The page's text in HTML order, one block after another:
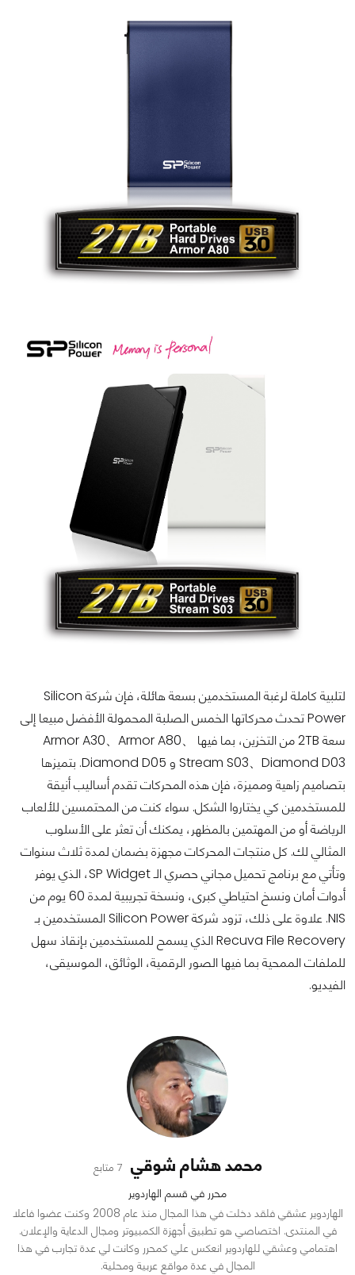
لتلبية كاملة لرغبة المستخدمين بسعة هائلة، فإن شركة Silicon
Power تحدث محركاتها الخمس الصلبة المحمولة الأفضل مبيعا إلى
سعة 2TB من التخزين، بما فيها Armor A30、Armor A80、
Stream S03、Diamond D03 و Diamond D05. بتميزها
بتصاميم زاهية ومميزة، فإن هذه المحركات تقدم أساليب أنيقة
للمستخدمين كي يختاروا الشكل. سواء كنت من المحتمسين للألعاب
الرياضة أو من المهتمين بالمظهر، يمكنك أن تعثر على الأسلوب
المثالي لك. كل منتجات المحركات مجهزة بضمان لمدة ثلاث سنوات
وتأتي مع برنامج تحميل مجاني حصري الـ SP Widget، الذي يوفر
أدوات أمان ونسخ احتياطي كبرى، ونسخة تجريبية لمدة 60 يوم من
NIS. علاوة على ذلك، تزود شركة Silicon Power المستخدمين بـ
Recuva File Recovery الذي يسمح للمستخدمين بإنقاذ سهل
للملفات الممحية بما فيها الصور الرقمية، الوثائق، الموسيقى،
الفيديو.
محمد هشام شوقي 7 متابع
محرر في قسم الهاردوير
الهاردوير عشقي فلقد دخلت في هذا المجال منذ عام 2008 وكنت عضوا فاعلا
في المنتدى. اختصاصي هو تطبيق أجهزة الكمبيوتر ومجال الدعاية والإعلان.
اهتمامي وعشقي للهاردوير انعكس علي كمحرر وكانت لي عدة تجارب في هذا
المجال في عدة مواقع عربية ومحلية.